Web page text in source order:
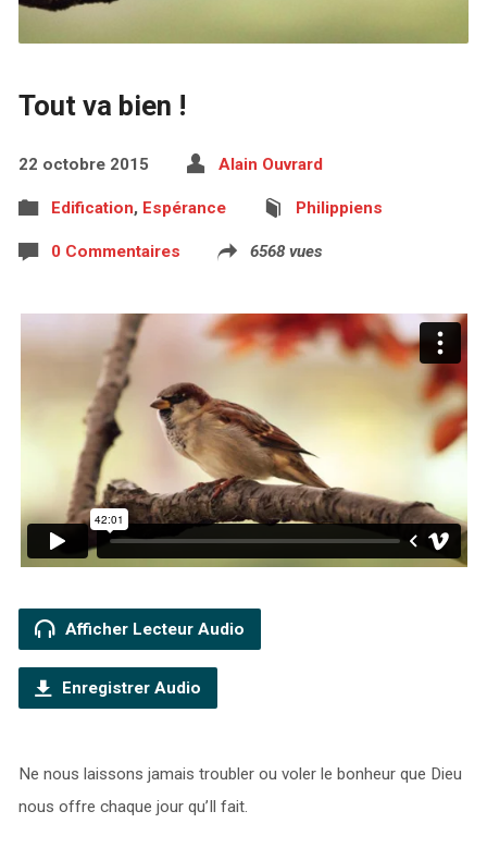
Tout va bien !
22 octobre 2015 Alain Ouvrard
Edification, Espérance Philippiens
0 Commentaires 6568 vues
Afficher Lecteur Audio
Enregistrer Audio
Ne nous laissons jamais troubler ou voler le bonheur que Dieu
nous offre chaque jour qu’Il fait.